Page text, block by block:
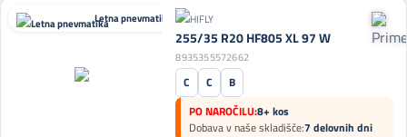
Letna pnevmatika
255/35 R20 HF805 XL 97 W
8935355572662
C C
B
PO NAROČILU:8+ kos
Dobava v naše skladišče:7 delovnih dni